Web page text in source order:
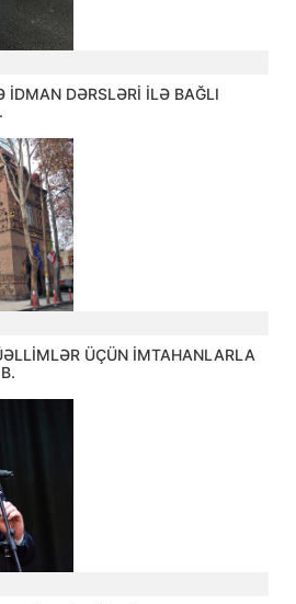
DƏRSLƏRİ İLƏ BAĞLI
ÜÇÜN İMTAHANLARLA